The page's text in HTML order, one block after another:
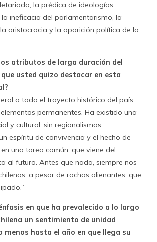
la prédica de ideologías
ineficacia del parlamentarismo, la
aristocracia y la aparición política de la
atributos de larga duración del
usted quizo destacar en esta
a todo el trayecto histórico del país
permanentes. Ha existido una
y cultural, sin regionalismos
espíritu de convivencia y el hecho de
una tarea común, que viene del
al futuro. Antes que nada, siempre nos
a pesar de rachas alienantes, que
en que ha prevalecido a lo largo
un sentimiento de unidad
menos hasta el año en que llega su